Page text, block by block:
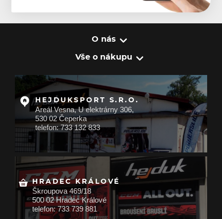
O nás
Vše o nákupu
HEJDUKSPORT S.R.O.
Areál Vesna, U elektrárny 306,
530 02 Čeperka
telefon: 733 132 833
HRADEC KRÁLOVÉ
Škroupova 469/18
500 02 Hradec Králové
telefon: 733 739 881